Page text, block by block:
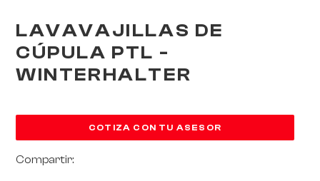
LAVAVAJILLAS DE
CÚPULA PTL -
WINTERHALTER
COTIZA CON TU ASESOR
Compartir: